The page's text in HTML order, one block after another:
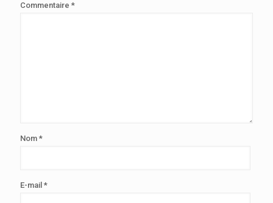
Commentaire *
Nom *
E-mail *